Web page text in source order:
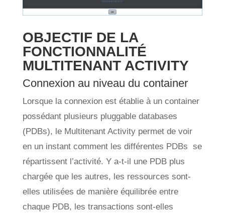
OBJECTIF DE LA
FONCTIONNALITÉ
MULTITENANT ACTIVITY
Connexion au niveau du container
Lorsque la connexion est établie à un container
possédant plusieurs pluggable databases
(PDBs), le Multitenant Activity permet de voir
en un instant comment les différentes PDBs se
répartissent l’activité. Y a-t-il une PDB plus
chargée que les autres, les ressources sont-
elles utilisées de manière équilibrée entre
chaque PDB, les transactions sont-elles